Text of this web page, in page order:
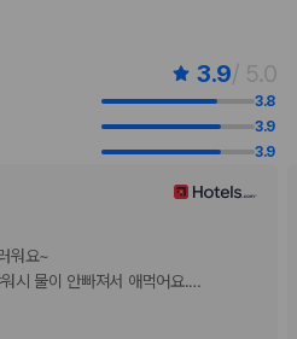
3.9/ 5.0
3.8
3.9
3.9
워요~
시 물이 안빠져서 애먹어요.…